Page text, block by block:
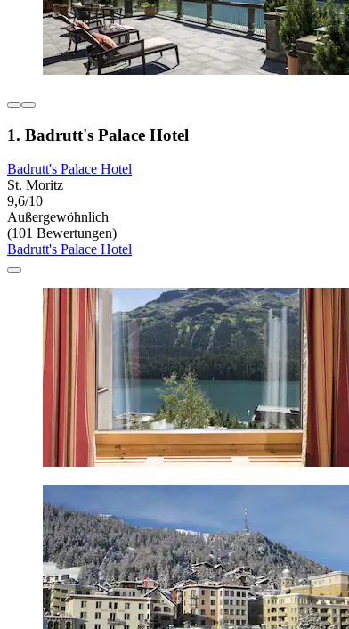
1. Badrutt's Palace Hotel
Badrutt's Palace Hotel
St. Moritz
9,6/10
Außergewöhnlich
(101 Bewertungen)
Badrutt's Palace Hotel